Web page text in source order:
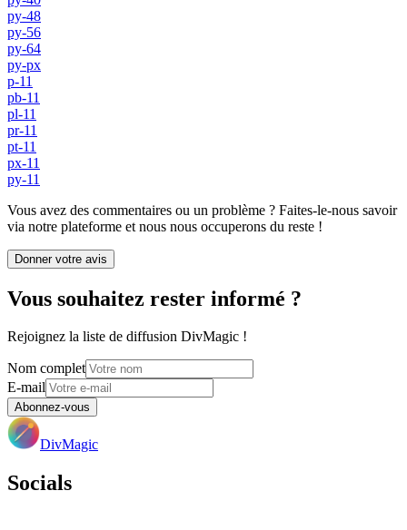
py-48
py-56
py-64
py-px
p-11
pb-11
pl-11
pr-11
pt-11
px-11
py-11
Vous avez des commentaires ou un problème ? Faites-le-nous savoir
via notre plateforme et nous nous occuperons du reste !
Donner votre avis
Vous souhaitez rester informé ?
Rejoignez la liste de diffusion DivMagic !
Nom complet
E-mail
Abonnez-vous
DivMagic
Socials